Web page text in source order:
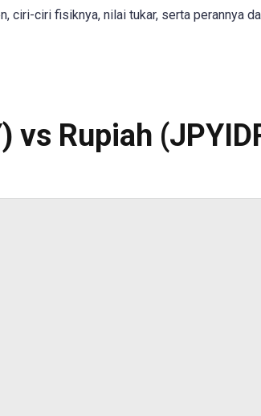
ciri-ciri fisiknya, nilai tukar, serta perannya
vs Rupiah